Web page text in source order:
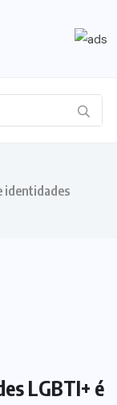
identidades
LGBTI+ é